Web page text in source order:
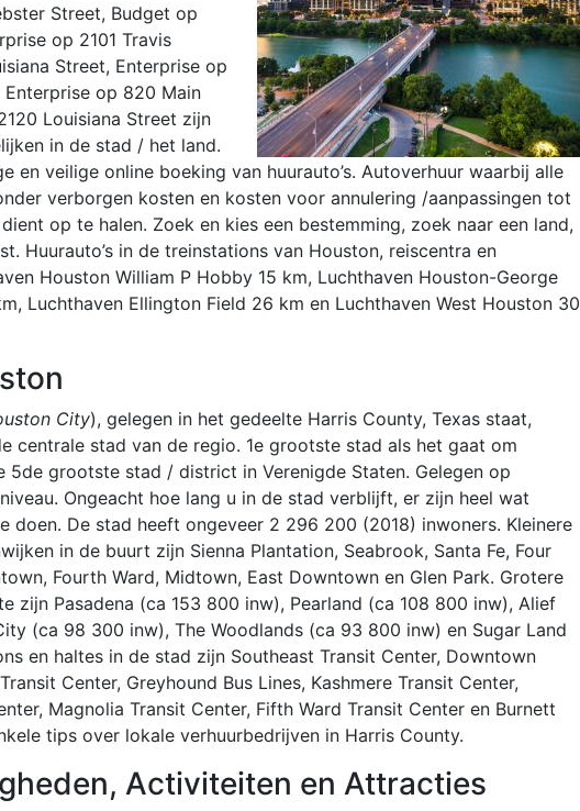
Street, Budget op
op 2101 Travis
Street, Enterprise op
Enterprise op 820 Main
Louisiana Street zijn
in de stad / het land.
en veilige online boeking van huurauto’s. Autoverhuur waarbij alle
verborgen kosten en kosten voor annulering /aanpassingen tot
op te halen. Zoek en kies een bestemming, zoek naar een land,
Huurauto’s in de treinstations van Houston, reiscentra en
Houston William P Hobby 15 km, Luchthaven Houston-George
Luchthaven Ellington Field 26 km en Luchthaven West Houston 30
City), gelegen in het gedeelte Harris County, Texas staat,
centrale stad van de regio. 1e grootste stad als het gaat om
5de grootste stad / district in Verenigde Staten. Gelegen op
Ongeacht hoe lang u in de stad verblijft, er zijn heel wat
doen. De stad heeft ongeveer 2 296 200 (2018) inwoners. Kleinere
in de buurt zijn Sienna Plantation, Seabrook, Santa Fe, Four
Fourth Ward, Midtown, East Downtown en Glen Park. Grotere
zijn Pasadena (ca 153 800 inw), Pearland (ca 108 800 inw), Alief
(ca 98 300 inw), The Woodlands (ca 93 800 inw) en Sugar Land
en haltes in de stad zijn Southeast Transit Center, Downtown
Center, Greyhound Bus Lines, Kashmere Transit Center,
Magnolia Transit Center, Fifth Ward Transit Center en Burnett
tips over lokale verhuurbedrijven in Harris County.
Activiteiten en Attracties